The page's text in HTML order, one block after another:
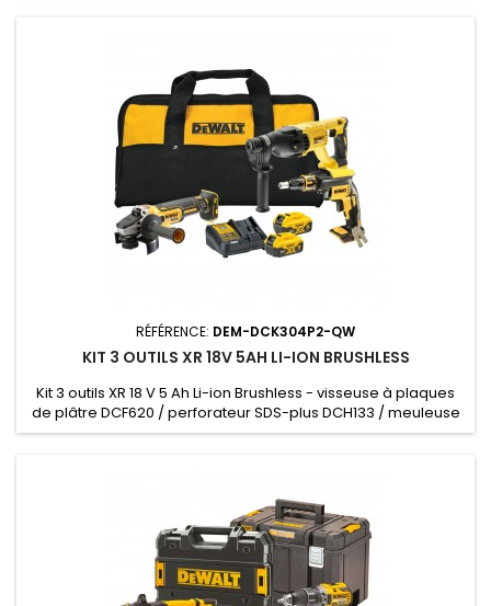
RÉFÉRENCE: DEM-DCK304P2-QW
KIT 3 OUTILS XR 18V 5AH LI-ION BRUSHLESS
Kit 3 outils XR 18 V 5 Ah Li-ion Brushless - visseuse à plaques
de plâtre DCF620 / perforateur SDS-plus DCH133 / meuleuse
125 mm DCG405 / 2 batteries DCB184 / chargeur / Sac souple